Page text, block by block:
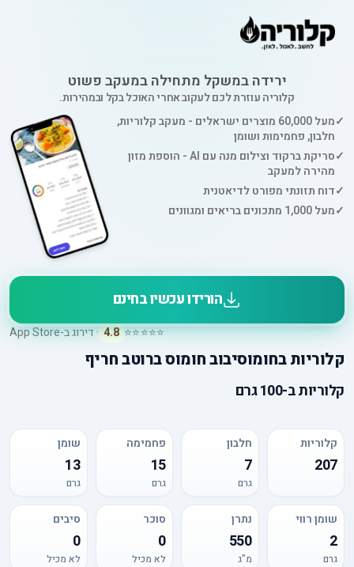
ירידה במשקל מתחילה במעקב פשוט
קלוריה עוזרת לכם לעקוב אחרי האוכל בקל ובמהירות.
✓
מעל 60,000 מוצרים ישראלים - מעקב קלוריות,
חלבון, פחמימות ושומן
✓
סריקת ברקוד וצילום מנה עם AI - הוספת מזון
מהירה למעקב
✓דוח תזונתי מפורט לדיאטנית
✓מעל 1,000 מתכונים בריאים ומגוונים
הורידו עכשיו בחינם
⭐⭐⭐⭐⭐
4.8 · דירוג ב-App Store
קלוריותבחומוסיבוב חומוס ברוטב חריף
קלוריותב-100 גרם
קלוריות
207
חלבון
7
גרם
פחמימה
15
גרם
שומן
13
גרם
שומן רווי
2
גרם
נתרן
550
מ"ג
סוכר
0
לא מכיל
סיבים
0
לא מכיל